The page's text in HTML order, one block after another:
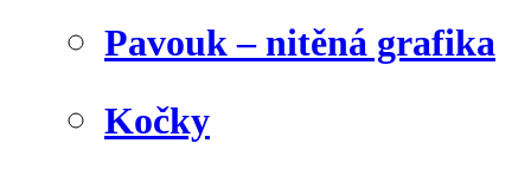
Pavouk – nitěná grafika
Kočky